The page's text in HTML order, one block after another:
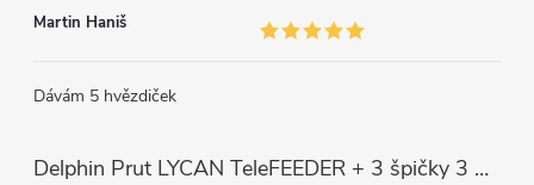
Martin Haniš
Dávám 5 hvězdiček
Delphin Prut LYCAN TeleFEEDER + 3 špičky 3 m, 80 g